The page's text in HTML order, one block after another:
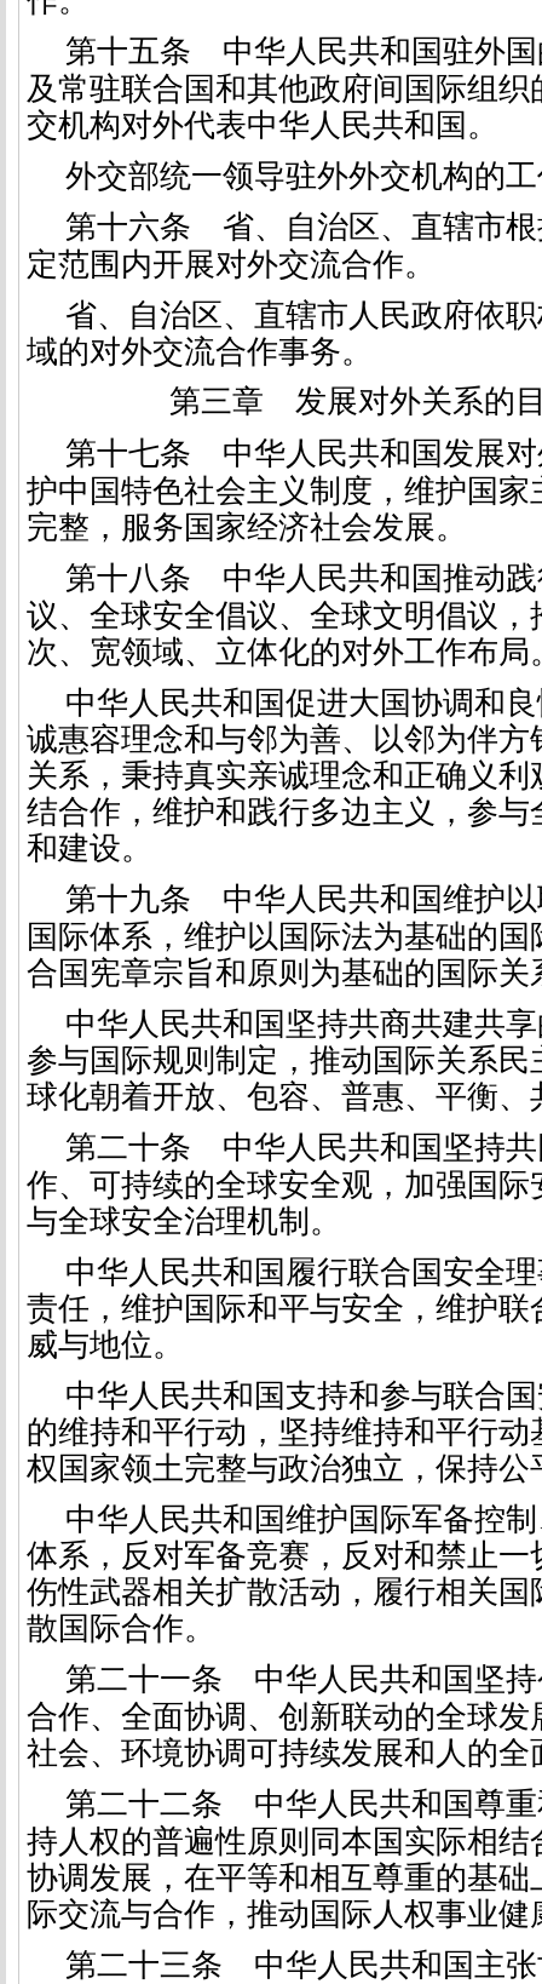
第十五条 中华人民共和国驻外
及常驻联合国和其他政府间国际组
交机构对外代表中华人民共和国。
外交部统一领导驻外外交机构的
第十六条 省、自治区、直辖市
定范围内开展对外交流合作。
省、自治区、直辖市人民政府依
域的对外交流合作事务。
第三章 发展对外关系的
第十七条 中华人民共和国发展
护中国特色社会主义制度，维护国家
完整，服务国家经济社会发展。
第十八条
中华人民共和国推动
议、全球安全倡议、全球文明倡议，
次、宽领域、立体化的对外工作布局
中华人民共和国促进大国协调和
诚惠容理念和与邻为善、以邻为伴方
关系，秉持真实亲诚理念和正确义
结合作，维护和践行多边主义，参与
和建设。
第十九条 中华人民共和国维护
国际体系，维护以国际法为基础的
合国宪章宗旨和原则为基础的国际关
中华人民共和国坚持共商共建共
参与国际规则制定，推动国际关系民
球化朝着开放、包容、普惠、平衡、
第二十条 中华人民共和国坚持
作、可持续的全球安全观，加强国际
与全球安全治理机制。
中华人民共和国履行联合国安全
责任，维护国际和平与安全，维护联
威与地位。
中华人民共和国支持和参与联合
的维持和平行动，坚持维持和平行
权国家领土完整与政治独立，保持公
中华人民共和国维护国际军备控
体系，反对军备竞赛，反对和禁止一
伤性武器相关扩散活动，履行相关国
散国际合作。
第二十一条 中华人民共和国坚
合作、全面协调、创新联动的全球发
社会、环境协调可持续发展和人的全
第二十二条 中华人民共和国尊
持人权的普遍性原则同本国实际相结
协调发展，在平等和相互尊重的基础
际交流与合作，推动国际人权事业健
第二十三条 中华人民共和国主